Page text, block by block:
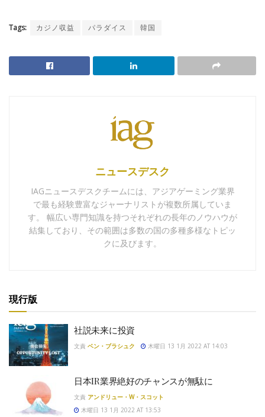
Tags: カジノ収益 パラダイス 韓国
ニュースデスク
IAGニュースデスクチームには、アジアゲーミング業界
で最も経験豊富なジャーナリストが複数所属していま
す。 幅広い専門知識を持つそれぞれの長年のノウハウが
結集しており、その範囲は多数の国の多種多様なトピッ
クに及びます。
現行版
社説未来に投資
文責 ベン・ブラシュク 木曜日 13 1月 2022 AT 14:03
日本IR業界絶好のチャンスが無駄に
文責 アンドリュー・W・スコット
木曜日 13 1月 2022 AT 13:53